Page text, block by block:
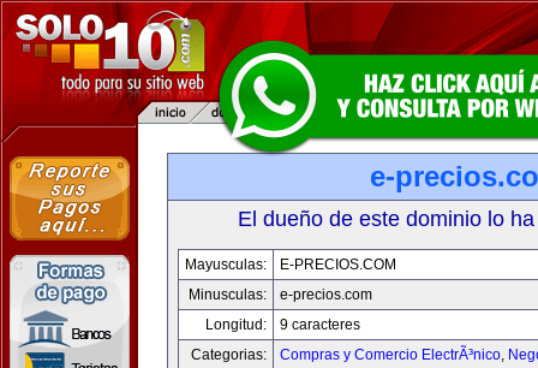
e-
El dueño de este dominio lo
Mayusculas:
E-PRECIOS.COM
Minusculas:
e-precios.com
Longitud:
9 caracteres
Categorias:
Compras y Comercio ElectrÃ³nico,